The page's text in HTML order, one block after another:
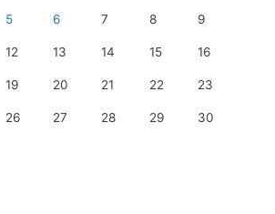
5 6 7 8 9
12 13 14 15 16
19 20 21 22 23
26 27 28 29 30